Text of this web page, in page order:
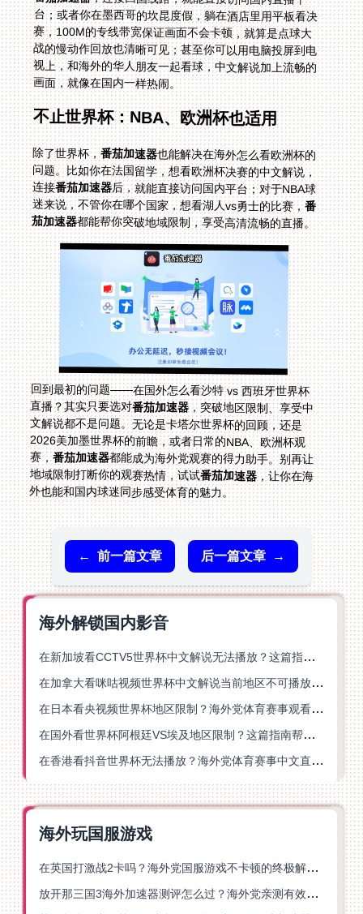
画面，就像在国内一样热闹。
不止世界杯：NBA、欧洲杯也适用
除了世界杯，番茄加速器也能解决在海外怎么看欧洲杯的
问题。比如你在法国留学，想看欧洲杯决赛的中文解说，
连接番茄加速器后，就能直接访问国内平台；对于NBA球
迷来说，不管你在哪个国家，想看湖人vs勇士的比赛，番
茄加速器都能帮你突破地域限制，享受高清流畅的直播。
回到最初的问题——在国外怎么看沙特 vs 西班牙世界杯
直播？其实只要选对番茄加速器，突破地区限制、享受中
文解说都不是问题。无论是卡塔尔世界杯的回顾，还是
2026美加墨世界杯的前瞻，或者日常的NBA、欧洲杯观
赛，番茄加速器都能成为海外党观赛的得力助手。别再让
地域限制打断你的观赛热情，试试番茄加速器，让你在海
外也能和国内球迷同步感受体育的魅力。
← 前一篇文章 后一篇文章 →
海外解锁国内影音
在新加坡看CCTV5世界杯中文解说无法播放？这篇指南帮你解锁海外体育直播自由
在加拿大看咪咕视频世界杯中文解说当前地区不可播放？这篇指南帮你一键解决
在日本看央视频世界杯地区限制？海外党体育赛事观看终极指南
在国外看世界杯阿根廷VS埃及地区限制？这篇指南帮你搞定中文直播+解说
在香港看抖音世界杯无法播放？海外党体育赛事中文直播终极指南
海外玩国服游戏
在英国打激战2卡吗？海外党国服游戏不卡顿的终极解决方案
放开那三国3海外加速器测评怎么过？海外党亲测有效的国服游戏加速指南